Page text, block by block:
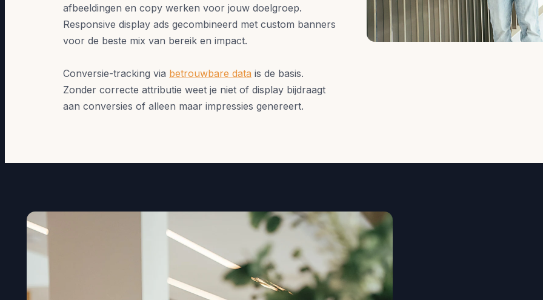
afbeeldingen en copy werken voor jouw doelgroep.
Responsive display ads gecombineerd met custom banners
voor de beste mix van bereik en impact.
Conversie-tracking via betrouwbare data is de basis.
Zonder correcte attributie weet je niet of display bijdraagt
aan conversies of alleen maar impressies genereert.